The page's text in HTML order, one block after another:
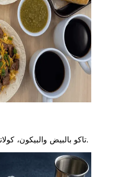
تاكو بالبيض والبيكون، كولاتشي بالسجق، صلصة، قهوة.